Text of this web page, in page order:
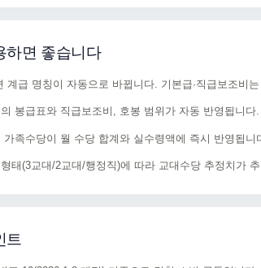
하면 좋습니다
계급 명칭이 자동으로 바뀝니다. 기본급·직급보조비
봉급표와 직급보조비, 호봉 범위가 자동 반영됩니다.
가족수당이 월 수당 합계와 실수령액에 즉시 반영됩니
태(3교대/2교대/행정직)에 따라 교대수당 추정치가 추
트